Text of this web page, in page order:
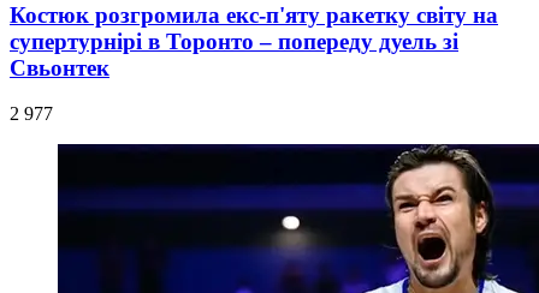
Костюк розгромила екс-п'яту ракетку світу на
супертурнірі в Торонто – попереду дуель зі
Свьонтек
2 977